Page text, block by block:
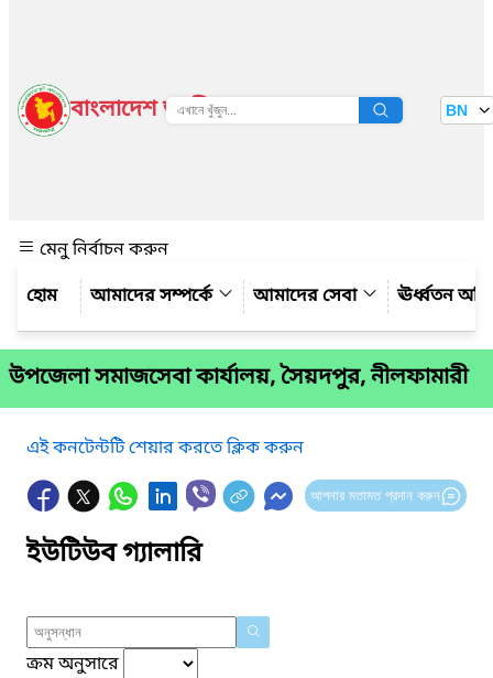
বাংলাদেশ জাতীয় তথ্য বাতায়ন BN
মেনু নির্বাচন করুন
আমাদের সম্পর্কে
আমাদের সেবা ঊর্ধ্বতন
উপজেলা সমাজসেবা কার্যালয়, সৈয়দপুর, নীলফামারী
এই কনটেন্টটি শেয়ার করতে ক্লিক করুন
আপনার মতামত প্রদান করুন
ইউটিউব গ্যালারি
ক্রম অনুসারে